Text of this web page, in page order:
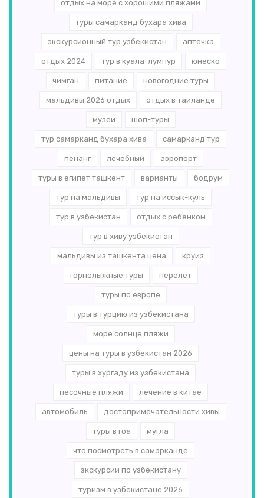
отдых на море с хорошими пляжами
туры самарканд бухара хива
экскурсионный тур узбекистан аптечка
отдых 2024 тур в куала-лумпур юнеско
чимган питание новогодние туры
мальдивы 2026 отдых отдых в таиланде
музеи шоп-туры
тур самарканд бухара хива самарканд тур
пенанг лечебный аэропорт
туры в египет ташкент варианты бодрум
тур на мальдивы тур на иссык-куль
тур в узбекистан отдых с ребенком
тур в хиву узбекистан
мальдивы из ташкента цена круиз
горнолыжные туры перелет
туры по европе
туры в турцию из узбекистана
море солнце пляжи
цены на туры в узбекистан 2026
туры в хургаду из узбекистана
песочные пляжи лечение в китае
автомобиль достопримечательности хивы
туры в гоа мугла
что посмотреть в самарканде
экскурсии по узбекистану
туризм в узбекистане 2026